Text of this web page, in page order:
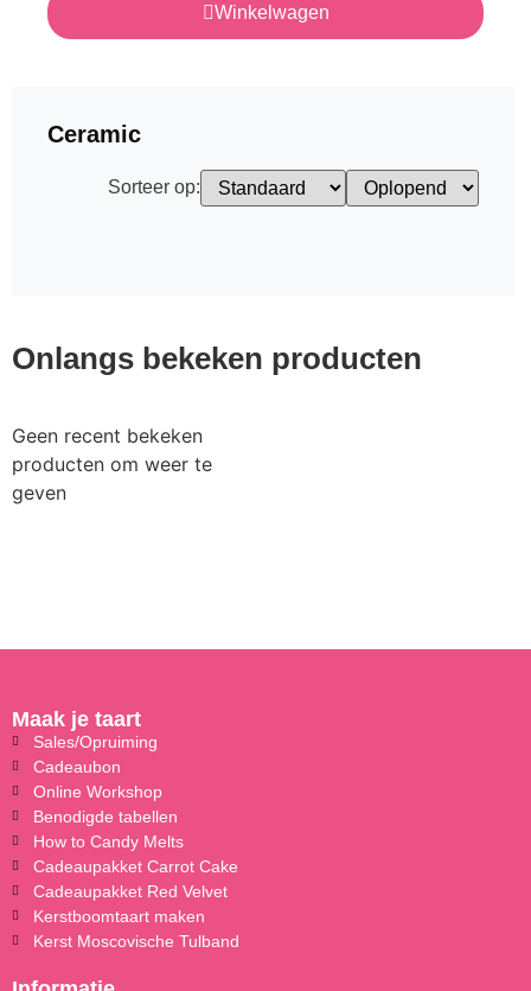
Winkelwagen
Ceramic
Sorteer op:
Onlangs bekeken producten
Geen recent bekeken
producten om weer te
geven
Maak je taart
Sales/Opruiming
Cadeaubon
Online Workshop
Benodigde tabellen
How to Candy Melts
Cadeaupakket Carrot Cake
Cadeaupakket Red Velvet
Kerstboomtaart maken
Kerst Moscovische Tulband